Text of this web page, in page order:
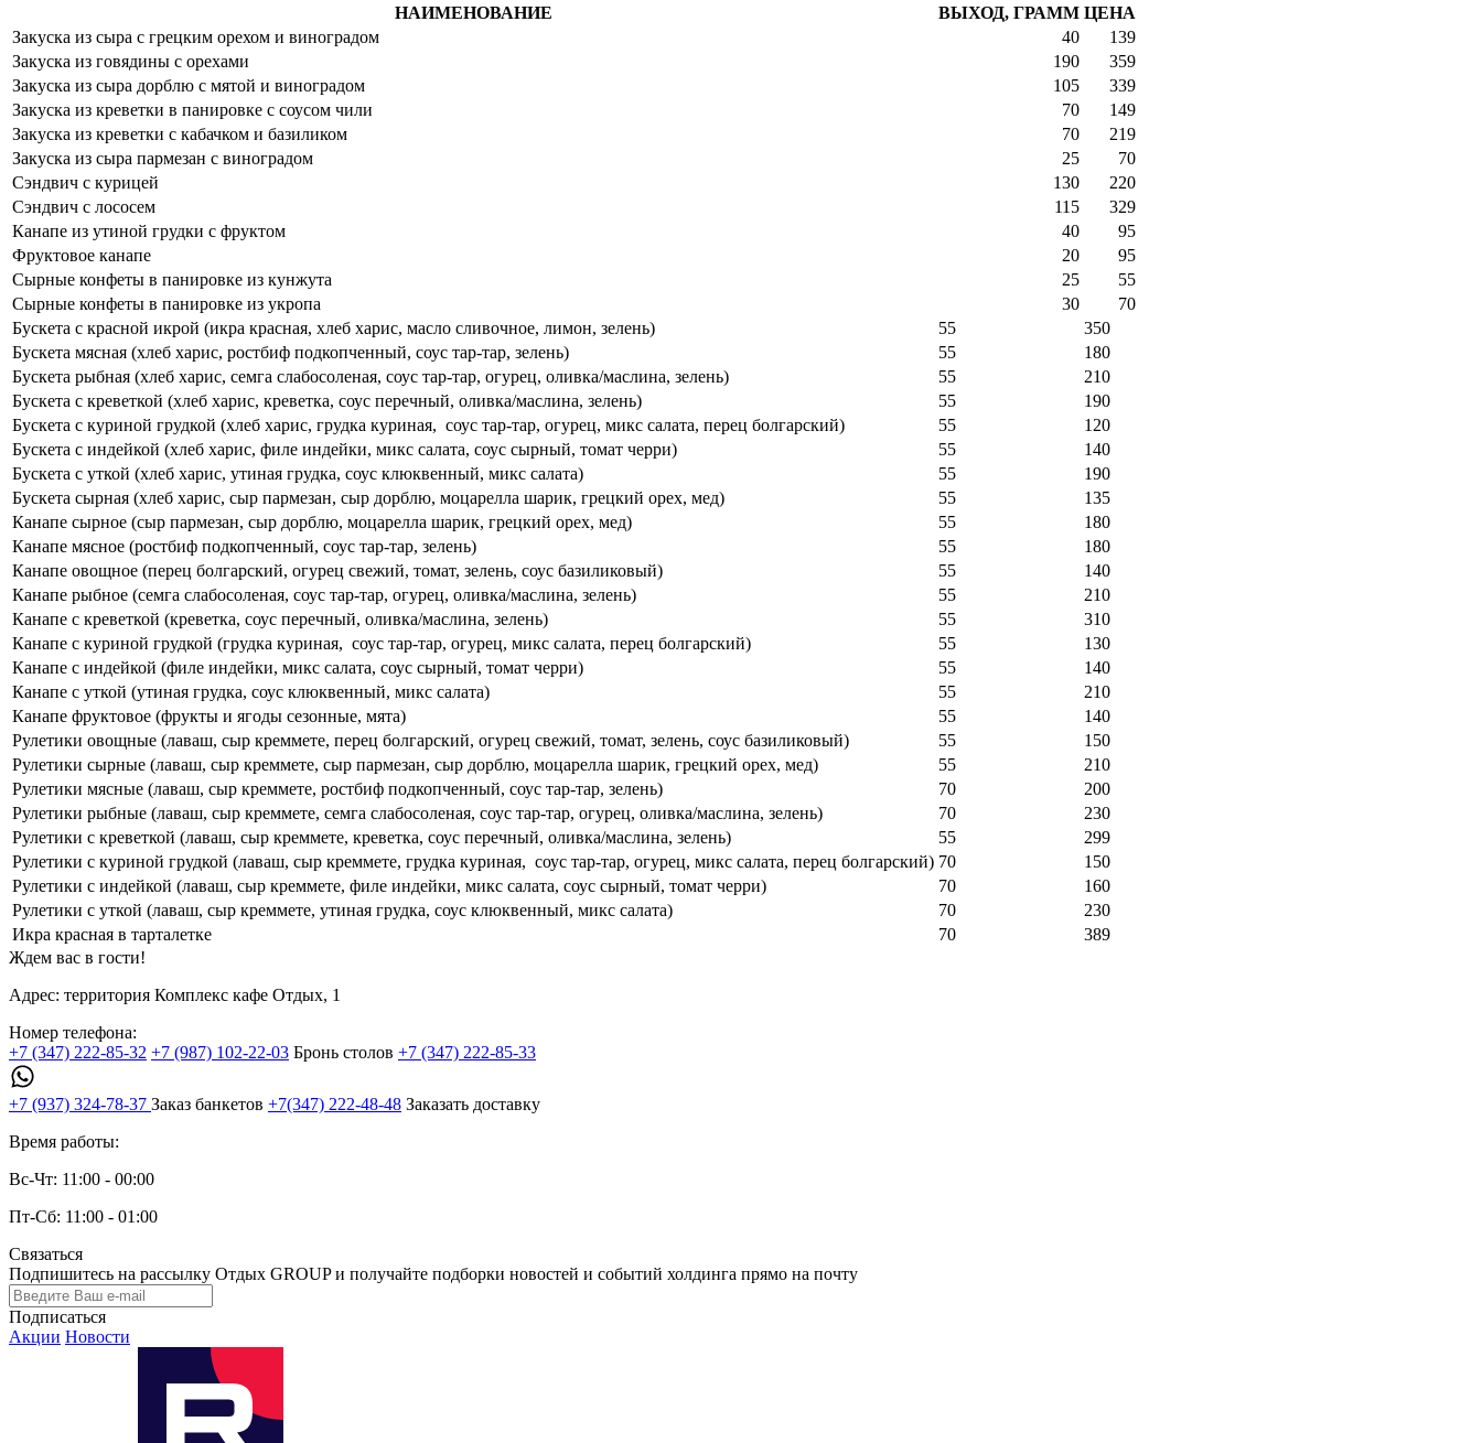
НАИМЕНОВАНИЕ
ВЫХОД, ГРАММ ЦЕНА
Закуска из сыра с грецким орехом и виноградом
40
139
Закуска из говядины с орехами
190
359
Закуска из сыра дорблю с мятой и виноградом
105
339
Закуска из креветки в панировке с соусом чили
70
149
Закуска из креветки с кабачком и базиликом
70
219
Закуска из сыра пармезан с виноградом
25
70
Сэндвич с курицей
130
220
Сэндвич с лососем
115
329
Канапе из утиной грудки с фруктом
40
95
Фруктовое канапе
20
95
Сырные конфеты в панировке из кунжута
25
55
Сырные конфеты в панировке из укропа
30
70
Бускета с красной икрой (икра красная, хлеб харис, масло сливочное, лимон, зелень)
55
350
Бускета мясная (хлеб харис, ростбиф подкопченный, соус тар-тар, зелень)
55
180
Бускета рыбная (хлеб харис, семга слабосоленая, соус тар-тар, огурец, оливка/маслина, зелень)
55
210
Бускета с креветкой (хлеб харис, креветка, соус перечный, оливка/маслина, зелень)
55
190
Бускета с куриной грудкой (хлеб харис, грудка куриная, соус тар-тар, огурец, микс салата, перец болгарский)
55
120
Бускета с индейкой (хлеб харис, филе индейки, микс салата, соус сырный, томат черри)
55
140
Бускета с уткой (хлеб харис, утиная грудка, соус клюквенный, микс салата)
55
190
Бускета сырная (хлеб харис, сыр пармезан, сыр дорблю, моцарелла шарик, грецкий орех, мед)
55
135
Канапе сырное (сыр пармезан, сыр дорблю, моцарелла шарик, грецкий орех, мед)
55
180
Канапе мясное (ростбиф подкопченный, соус тар-тар, зелень)
55
180
Канапе овощное (перец болгарский, огурец свежий, томат, зелень, соус базиликовый)
55
140
Канапе рыбное (семга слабосоленая, соус тар-тар, огурец, оливка/маслина, зелень)
55
210
Канапе с креветкой (креветка, соус перечный, оливка/маслина, зелень)
55
310
Канапе с куриной грудкой (грудка куриная, соус тар-тар, огурец, микс салата, перец болгарский)
55
130
Канапе с индейкой (филе индейки, микс салата, соус сырный, томат черри)
55
140
Канапе с уткой (утиная грудка, соус клюквенный, микс салата)
55
210
Канапе фруктовое (фрукты и ягоды сезонные, мята)
55
140
Рулетики овощные (лаваш, сыр креммете, перец болгарский, огурец свежий, томат, зелень, соус базиликовый)
55
150
Рулетики сырные (лаваш, сыр креммете, сыр пармезан, сыр дорблю, моцарелла шарик, грецкий орех, мед)
55
210
Рулетики мясные (лаваш, сыр креммете, ростбиф подкопченный, соус тар-тар, зелень)
70
200
Рулетики рыбные (лаваш, сыр креммете, семга слабосоленая, соус тар-тар, огурец, оливка/маслина, зелень)
70
230
Рулетики с креветкой (лаваш, сыр креммете, креветка, соус перечный, оливка/маслина, зелень)
55
299
Рулетики с куриной грудкой (лаваш, сыр креммете, грудка куриная, соус тар-тар, огурец, микс салата, перец болгарский) 70
150
Рулетики с индейкой (лаваш, сыр креммете, филе индейки, микс салата, соус сырный, томат черри)
70
160
Рулетики с уткой (лаваш, сыр креммете, утиная грудка, соус клюквенный, микс салата)
70
230
Икра красная в тарталетке
70
389
Ждем вас в гости!
Адрес: территория Комплекс кафе Отдых, 1
Номер телефона:
+7 (347) 222-85-32 +7 (987) 102-22-03 Бронь столов +7 (347) 222-85-33
+7 (937) 324-78-37 Заказ банкетов +7(347) 222-48-48 Заказать доставку
Время работы:
Вс-Чт: 11:00 - 00:00
Пт-Сб: 11:00 - 01:00
Связаться
Подпишитесь на рассылку Отдых GROUP и получайте подборки новостей и событий холдинга прямо на почту
Подписаться
Акции Новости